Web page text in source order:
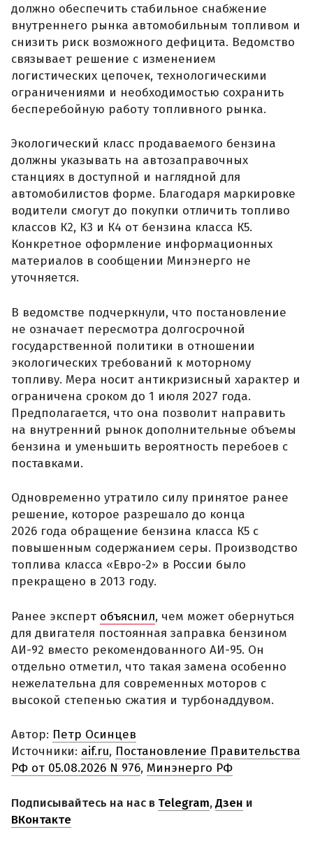
должно обеспечить стабильное снабжение
внутреннего рынка автомобильным топливом и
снизить риск возможного дефицита. Ведомство
связывает решение с изменением
логистических цепочек, технологическими
ограничениями и необходимостью сохранить
бесперебойную работу топливного рынка.
Экологический класс продаваемого бензина
должны указывать на автозаправочных
станциях в доступной и наглядной для
автомобилистов форме. Благодаря маркировке
водители смогут до покупки отличить топливо
классов К2, К3 и К4 от бензина класса К5.
Конкретное оформление информационных
материалов в сообщении Минэнерго не
уточняется.
В ведомстве подчеркнули, что постановление
не означает пересмотра долгосрочной
государственной политики в отношении
экологических требований к моторному
топливу. Мера носит антикризисный характер и
ограничена сроком до 1 июля 2027 года.
Предполагается, что она позволит направить
на внутренний рынок дополнительные объемы
бензина и уменьшить вероятность перебоев с
поставками.
Одновременно утратило силу принятое ранее
решение, которое разрешало до конца
2026 года обращение бензина класса К5 с
повышенным содержанием серы. Производство
топлива класса «Евро-2» в России было
прекращено в 2013 году.
Ранее эксперт объяснил, чем может обернуться
для двигателя постоянная заправка бензином
АИ-92 вместо рекомендованного АИ-95. Он
отдельно отметил, что такая замена особенно
нежелательна для современных моторов с
высокой степенью сжатия и турбонаддувом.
Автор: Петр Осинцев
Источники: aif.ru, Постановление Правительства
РФ от 05.08.2026 N 976, Минэнерго РФ
Подписывайтесь на нас в Telegram,Дзен и
ВКонтакте